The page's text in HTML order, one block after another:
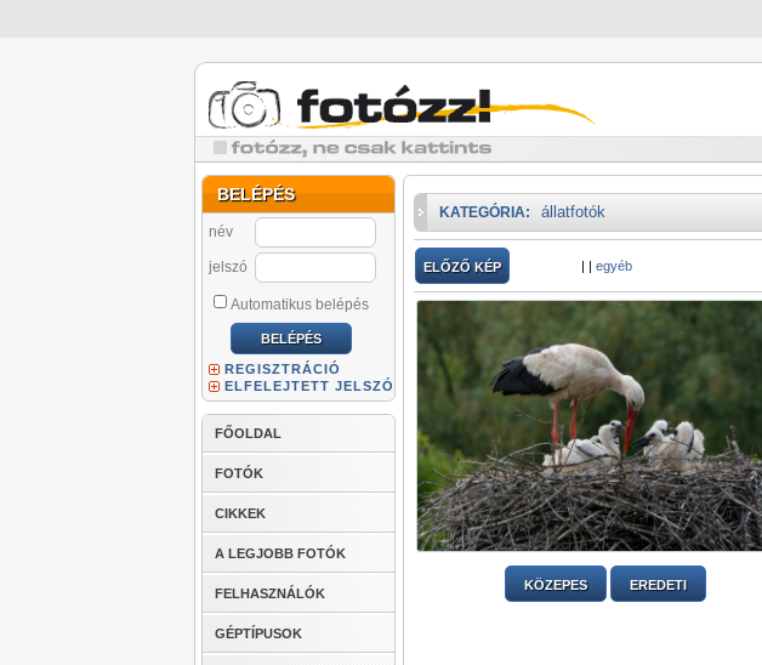
BELÉPÉS
név
jelszó
Automatikus belépés
REGISZTRÁCIÓ
ELFELEJTETT JELSZÓ
FŐOLDAL
FOTÓK
CIKKEK
A LEGJOBB FOTÓK
FELHASZNÁLÓK
GÉPTÍPUSOK
KATEGÓRIA: állatfotók
ELŐZŐ KÉP | | egyéb
KÖZEPES EREDETI